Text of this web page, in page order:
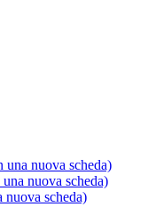
una nuova scheda)
nuova scheda)
nuova scheda)